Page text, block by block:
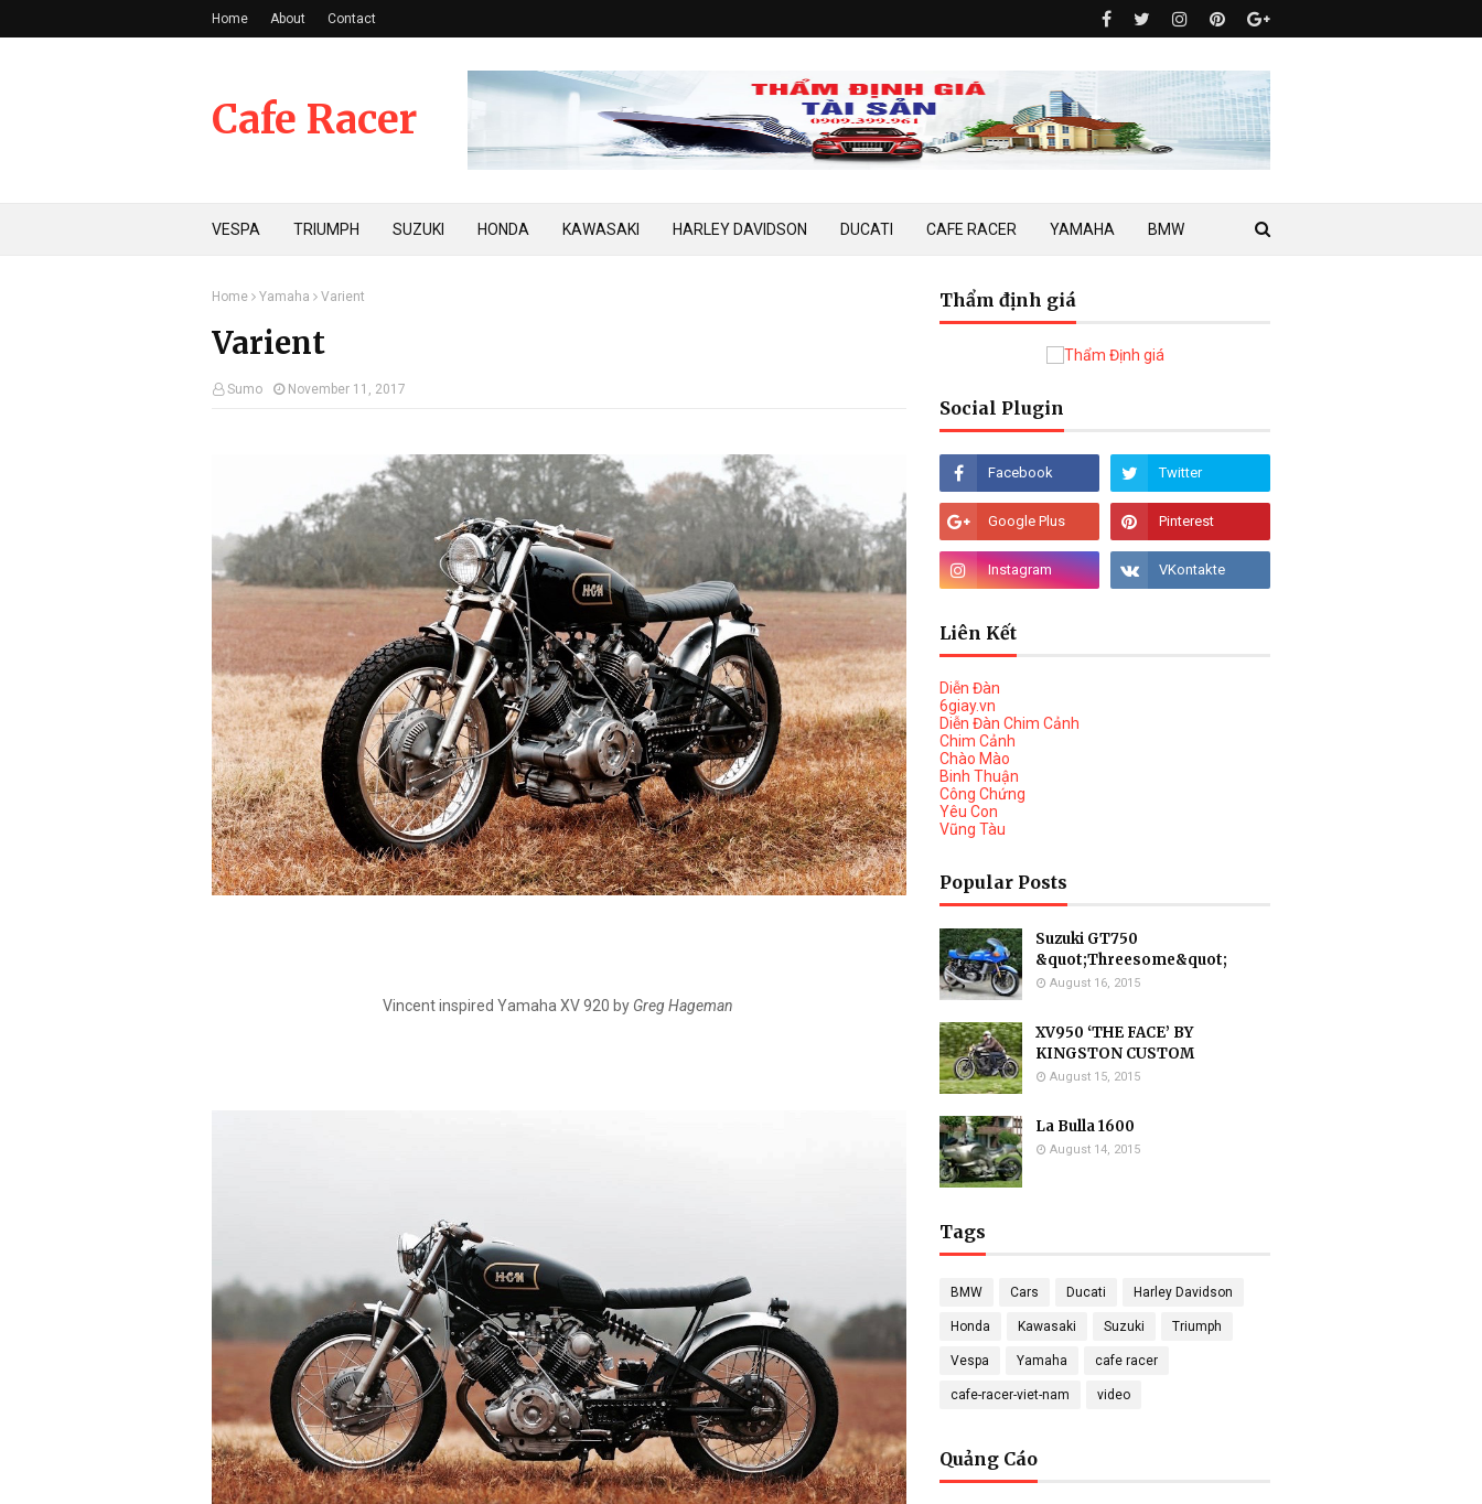
Home About Contact
Cafe Racer
VESPA TRIUMPH SUZUKI HONDA KAWASAKI HARLEY DAVIDSON DUCATI CAFE RACER YAMAHA BMW
Home Yamaha Varient
Varient
Sumo November 11, 2017
Vincent inspired Yamaha XV 920 by Greg Hageman
Thẩm định giá
Social Plugin
Liên Kết
Diễn Đàn
6giay.vn
Diễn Đàn Chim Cảnh
Chim Cảnh
Chào Mào
Binh Thuận
Công Chứng
Yêu Con
Vũng Tàu
Popular Posts
Suzuki GT750
&quot;Threesome&quot;
August 16, 2015
XV950 ‘THE FACE’ BY
KINGSTON CUSTOM
August 15, 2015
La Bulla 1600
August 14, 2015
Tags
BMW Cars Ducati Harley Davidson
Honda Kawasaki Suzuki Triumph
Vespa Yamaha cafe racer
cafe-racer-viet-nam video
Quảng Cáo